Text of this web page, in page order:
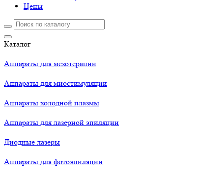
Цены
Каталог
Аппараты для мезотерапии
Аппараты для миостимуляции
Аппараты холодной плазмы
Аппараты для лазерной эпиляции
Диодные лазеры
Аппараты для фотоэпиляции